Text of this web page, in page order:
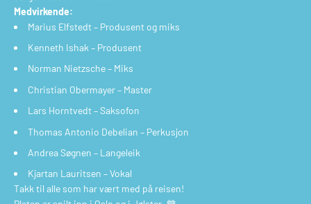
Medvirkende:
Marius Elfstedt – Produsent og miks
Kenneth Ishak – Produsent
Norman Nietzsche – Miks
Christian Obermayer – Master
Lars Horntvedt – Saksofon
Thomas Antonio Debelian – Perkusjon
Andrea Søgnen – Langeleik
Kjartan Lauritsen – Vokal
Takk til alle som har vært med på reisen!